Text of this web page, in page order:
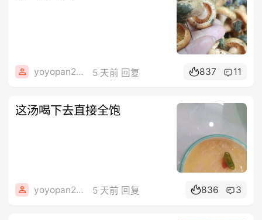
yoyopan2006 5 天前 回复 837 11
这汤喝下去直接全饱
yoyopan2006 5 天前 回复 836 3